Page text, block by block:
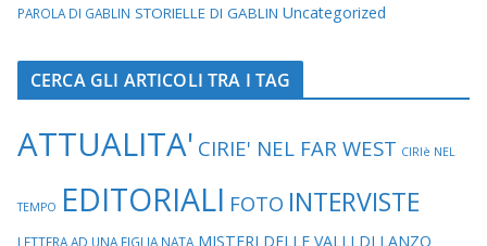
PAROLA DI GABLIN STORIELLE DI GABLIN Uncategorized
CERCA GLI ARTICOLI TRA I TAG
ATTUALITA' CIRIE' NEL FAR WEST CIRIè NEL
TEMPO EDITORIALI FOTO INTERVISTE
LETTERA AD UNA FIGLIA NATA MISTERI DELLE VALLI DI LANZO